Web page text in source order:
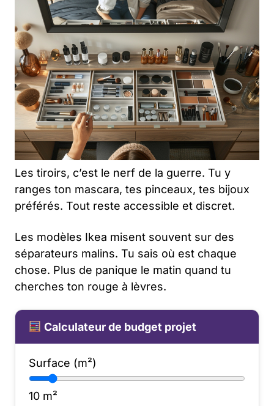
Les tiroirs, c’est le nerf de la guerre. Tu y
ranges ton mascara, tes pinceaux, tes bijoux
préférés. Tout reste accessible et discret.
Les modèles Ikea misent souvent sur des
séparateurs malins. Tu sais où est chaque
chose. Plus de panique le matin quand tu
cherches ton rouge à lèvres.
Calculateur de budget projet
Surface (m²)
10 m²